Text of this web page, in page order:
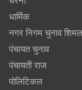
धार्मिक
नगर निगम चुनाव
पंचायत चुनाव
पंचायती राज
पोलिटिकल